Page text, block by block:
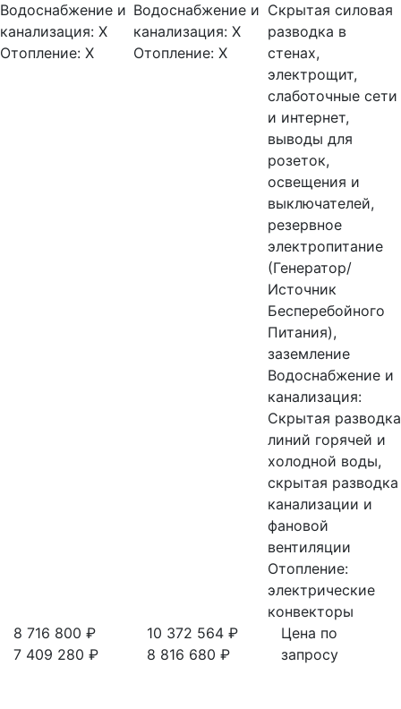
Водоснабжение и
канализация: Х
Отопление: Х
Водоснабжение и
канализация: Х
Отопление: Х
Скрытая силовая
разводка в
стенах,
электрощит,
слаботочные сети
и интернет,
выводы для
розеток,
освещения и
выключателей,
резервное
электропитание
(Генератор/
Источник
Бесперебойного
Питания),
заземление
Водоснабжение и
канализация:
Скрытая разводка
линий горячей и
холодной воды,
скрытая разводка
канализации и
фановой
вентиляции
Отопление:
электрические
конвекторы
8 716 800 ₽
7 409 280 ₽
10 372 564 ₽
8 816 680 ₽
Цена по
запросу